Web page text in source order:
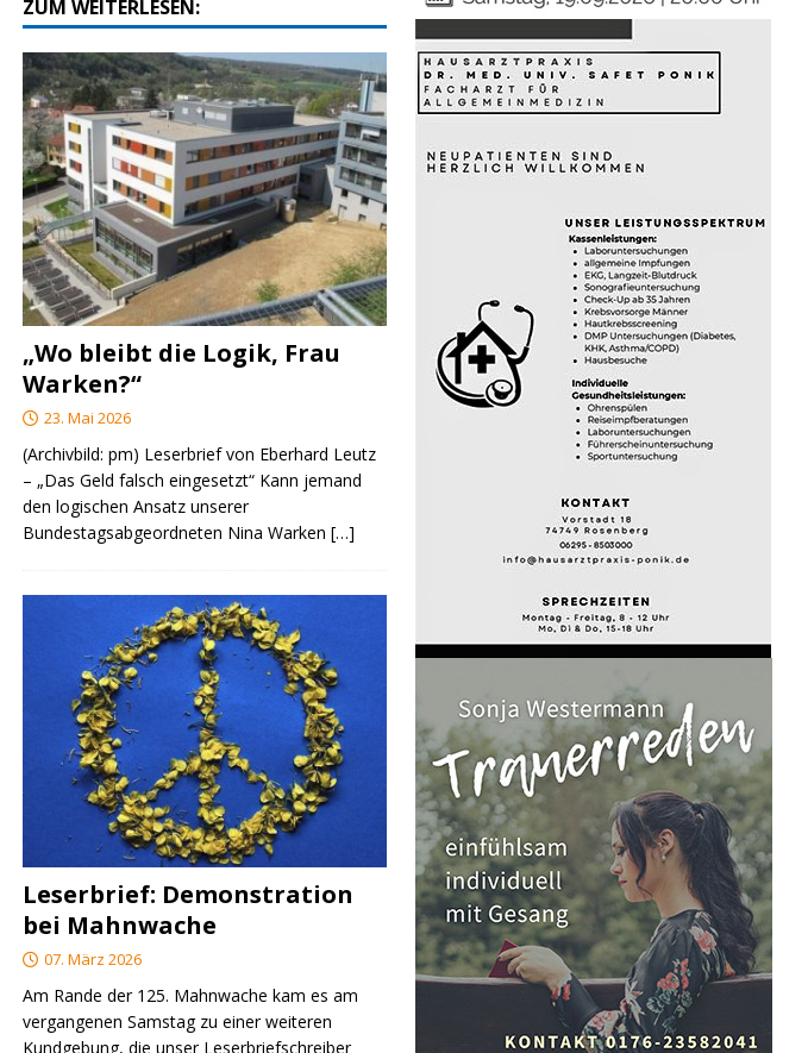
JUGEND/BILDUNG
ZUM WEITERLESEN:
„Wo bleibt die Logik, Frau
Warken?“
23. Mai 2026
(Archivbild: pm) Leserbrief von Eberhard Leutz
– „Das Geld falsch eingesetzt“ Kann jemand
den logischen Ansatz unserer
Bundestagsabgeordneten Nina Warken[…]
Leserbrief: Demonstration
bei Mahnwache
07. März 2026
Am Rande der 125. Mahnwache kam es am
vergangenen Samstag zu einer weiteren
Kundgebung, die unser Leserbriefschreiber